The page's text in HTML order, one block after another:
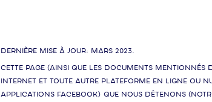
Dernière mise à jour: Mars 2023.
Cette page (ainsi que les documents
Internet et toute autre plateforme en ligne ou
applications Facebook) que nous détenons